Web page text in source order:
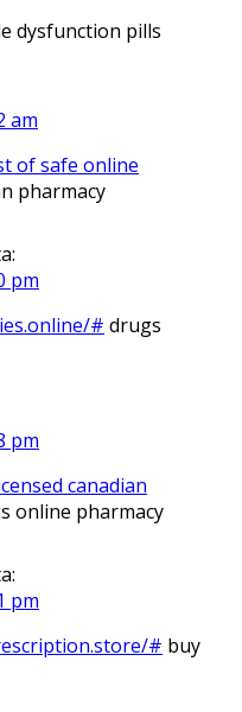
dysfunction pills
am
of safe online
pharmacy
pm
# drugs
pm
canadian
online pharmacy
pm
# buy